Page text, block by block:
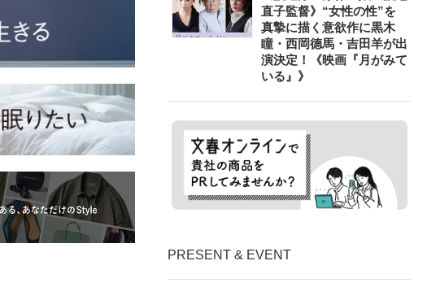
直子監督》“女性の性”を
真摯に描く意欲作に黒木
瞳・西岡德馬・吉田羊が出
演決定！《映画『月がみて
いる』》
PRESENT & EVENT